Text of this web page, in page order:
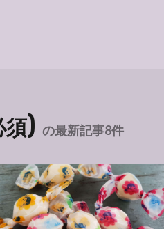
須) の最新記事8件